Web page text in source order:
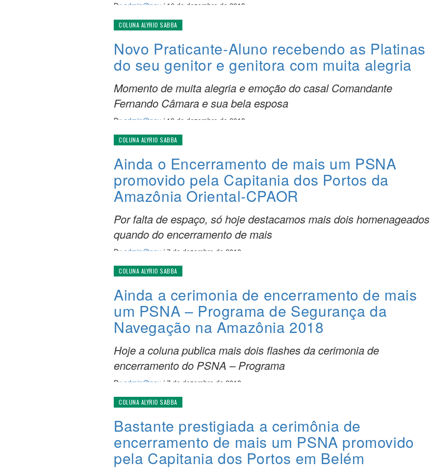
By admin@nav / 16 de dezembro de 2018
COLUNA ALYRIO SABBA
Novo Praticante-Aluno recebendo as Platinas
do seu genitor e genitora com muita alegria
Momento de muita alegria e emoção do casal Comandante
Fernando Câmara e sua bela esposa
By admin@nav / 13 de dezembro de 2018
COLUNA ALYRIO SABBA
Ainda o Encerramento de mais um PSNA
promovido pela Capitania dos Portos da
Amazônia Oriental-CPAOR
Por falta de espaço, só hoje destacamos mais dois homenageados
quando do encerramento de mais
By admin@nav / 7 de dezembro de 2018
COLUNA ALYRIO SABBA
Ainda a cerimonia de encerramento de mais
um PSNA – Programa de Segurança da
Navegação na Amazônia 2018
Hoje a coluna publica mais dois flashes da cerimonia de
encerramento do PSNA – Programa
By admin@nav / 7 de dezembro de 2018
COLUNA ALYRIO SABBA
Bastante prestigiada a cerimônia de
encerramento de mais um PSNA promovido
pela Capitania dos Portos em Belém